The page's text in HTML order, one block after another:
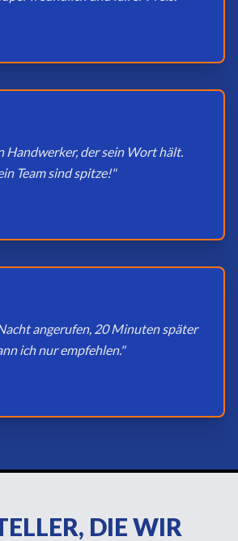
Handwerker, der sein Wort hält.
Team sind spitze!"
angerufen, 20 Minuten später
ich nur empfehlen."
DIE WIR